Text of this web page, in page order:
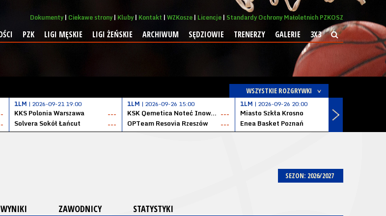
Dokumenty Ciekawe strony Kluby Kontakt WZKosze Licencje Standardy Ochrony Małoletnich PZKOSZ
PZK LIGI MĘSKIE LIGI ŻEŃSKIE ARCHIWUM SĘDZIOWIE TRENERZY GALERIE 3X3
WSZYSTKIE ROZGRYWKI
1LM | 2026-09-21 19:00
KKS Polonia Warszawa
---
Solvera Sokół Łańcut
---
1LM | 2026-09-26 15:00
KSK Qemetica Noteć Inowrocław ---
OPTeam Resovia Rzeszów
---
1LM | 2026-09-26 20:00
Miasto Szkła Krosno
---
Enea Basket Poznań
SEZON: 2026/2027
ZAWODNICY STATYSTYKI